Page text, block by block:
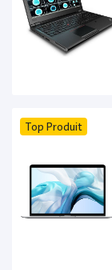
Top Produit